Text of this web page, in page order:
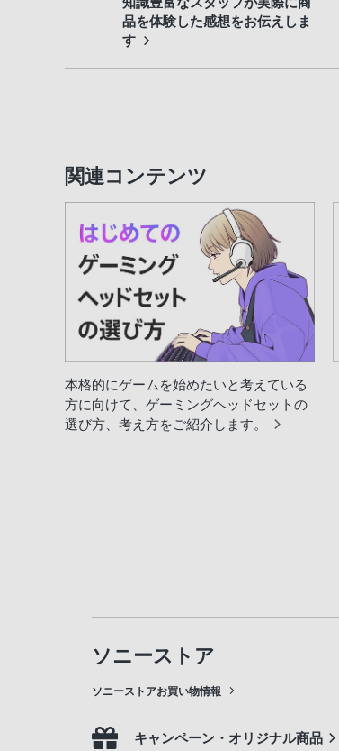
品を体験した感想をお伝えしま
す
関連コンテンツ
本格的にゲームを始めたいと考えている
方に向けて、ゲーミングヘッドセットの
選び方、考え方をご紹介します。
ソニーストア
ソニーストアお買い物情報
キャンペーン・オリジナル商品